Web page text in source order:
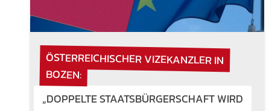
ÖSTERREICHISCHER VIZEKANZLER IN
BOZEN:
„DOPPELTE STAATSBÜRGERSCHAFT WIRD